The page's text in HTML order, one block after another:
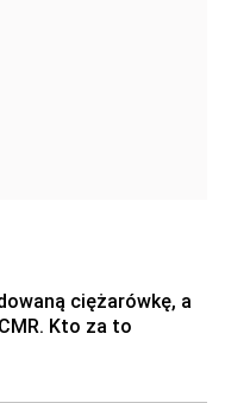
ciężarówkę, a
Kto za to